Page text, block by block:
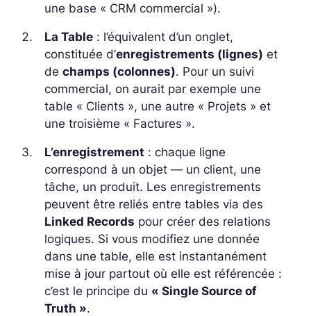
une base « CRM commercial »).
La Table : l’équivalent d’un onglet,
constituée d’enregistrements (lignes) et
de champs (colonnes). Pour un suivi
commercial, on aurait par exemple une
table « Clients », une autre « Projets » et
une troisième « Factures ».
L’enregistrement : chaque ligne
correspond à un objet — un client, une
tâche, un produit. Les enregistrements
peuvent être reliés entre tables via des
Linked Records pour créer des relations
logiques. Si vous modifiez une donnée
dans une table, elle est instantanément
mise à jour partout où elle est référencée :
c’est le principe du « Single Source of
Truth ».